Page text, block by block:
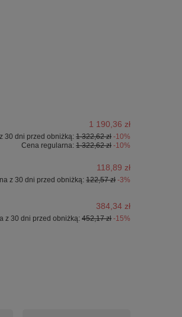
1 190,36 zł
30 dni przed obniżką: 1 322,62 zł -10%
Cena regularna: 1 322,62 zł -10%
118,89 zł
z 30 dni przed obniżką: 122,57 zł -3%
384,34 zł
z 30 dni przed obniżką: 452,17 zł -15%